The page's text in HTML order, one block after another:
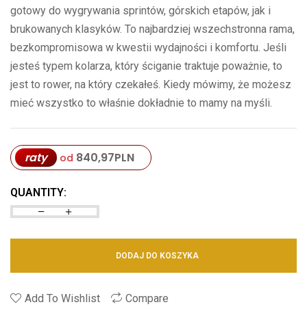
gotowy do wygrywania sprintów, górskich etapów, jak i
brukowanych klasyków. To najbardziej wszechstronna rama,
bezkompromisowa w kwestii wydajności i komfortu. Jeśli
jesteś typem kolarza, który ściganie traktuje poważnie, to
jest to rower, na który czekałeś. Kiedy mówimy, że możesz
mieć wszystko to właśnie dokładnie to mamy na myśli.
raty od 840,97PLN
QUANTITY:
DODAJ DO KOSZYKA
Add To Wishlist Compare